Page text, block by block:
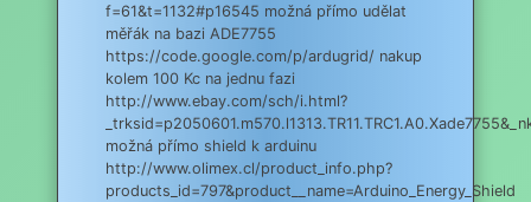
f=61&t=1132#p16545 možná přímo udělat
měřák na bazi ADE7755
https://code.google.com/p/ardugrid/ nakup
kolem 100 Kc na jednu fazi
http://www.ebay.com/sch/i.html?
možná přímo shield k arduinu
http://www.olimex.cl/product_info.php?
products_id=797&product__name=Arduino_Energy_Shield